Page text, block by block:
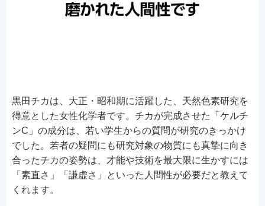
黒田チカは、大正・昭和期に活躍した、天然色素研究を
得意とした女性化学者です。チカが完成させた「ケルチ
ンC」の成分は、若い学生からの質問が研究のきっかけ
でした。若者の疑問にも研究対象の物質にも真摯に向き
合ったチカの姿勢は、才能や技術を最大限に生かすには
「素直さ」「謙虚さ」といった人間性が必要だと教えて
くれます。